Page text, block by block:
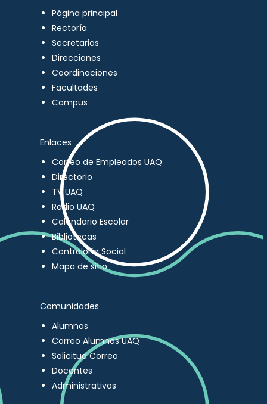
Página principal
Rectoría
Secretarios
Direcciones
Coordinaciones
Facultades
Campus
Enlaces
Correo de Empleados UAQ
Directorio
TV UAQ
Radio UAQ
Calendario Escolar
Bibliotecas
Contraloría Social
Mapa de sitio
Comunidades
Alumnos
Correo Alumnos UAQ
Solicitud Correo
Docentes
Administrativos